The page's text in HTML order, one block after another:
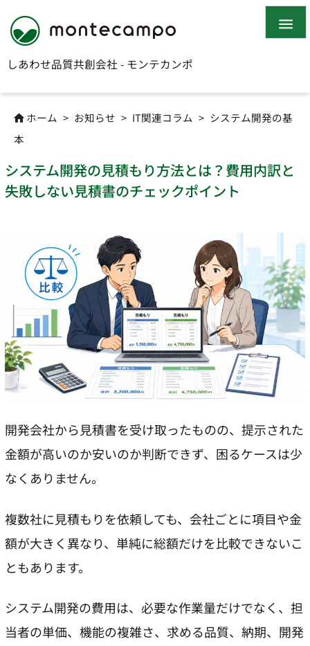
しあわせ品質共創会社 - モンテカンポ

 ホーム > お知らせ > IT関連コラム > システム開発の基
本
システム開発の見積もり方法とは？費用内訳と
失敗しない見積書のチェックポイント
開発会社から見積書を受け取ったものの、提示された
金額が高いのか安いのか判断できず、困るケースは少
なくありません。
複数社に見積もりを依頼しても、会社ごとに項目や金
額が大きく異なり、単純に総額だけを比較できないこ
ともあります。
システム開発の費用は、必要な作業量だけでなく、担
当者の単価、機能の複雑さ、求める品質、納期、開発